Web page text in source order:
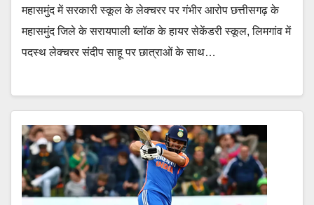
महासमुंद में सरकारी स्कूल के लेक्चरर पर गंभीर आरोप छत्तीसगढ़ के
महासमुंद जिले के सरायपाली ब्लॉक के हायर सेकेंडरी स्कूल, लिमगांव में
पदस्थ लेक्चरर संदीप साहू पर छात्राओं के साथ…